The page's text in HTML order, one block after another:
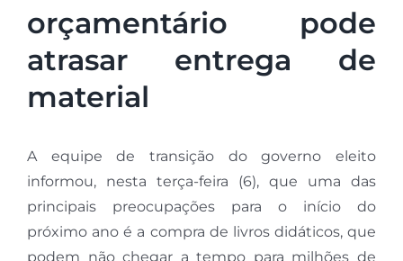
orçamentário pode
atrasar entrega de
material
A equipe de transição do governo eleito
informou, nesta terça-feira (6), que uma das
principais preocupações para o início do
próximo ano é a compra de livros didáticos, que
podem não chegar a tempo para milhões de